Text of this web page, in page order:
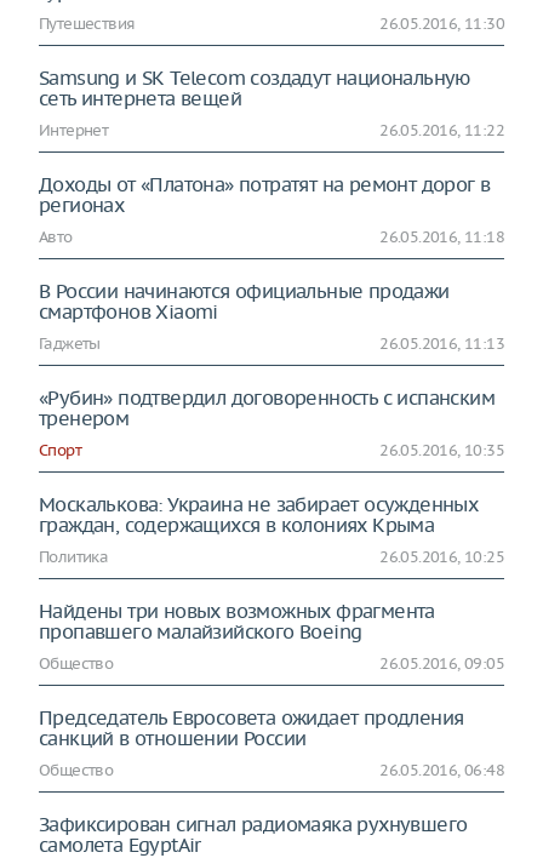
Путешествия 26.05.2016, 11:30
Samsung и SK Telecom создадут национальную
сеть интернета вещей
Интернет 26.05.2016, 11:22
Доходы от «Платона» потратят на ремонт дорог в
регионах
Авто 26.05.2016, 11:18
В России начинаются официальные продажи
смартфонов Xiaomi
Гаджеты 26.05.2016, 11:13
«Рубин» подтвердил договоренность с испанским
тренером
Спорт 26.05.2016, 10:35
Москалькова: Украина не забирает осужденных
граждан, содержащихся в колониях Крыма
Политика 26.05.2016, 10:25
Найдены три новых возможных фрагмента
пропавшего малайзийского Boeing
Общество 26.05.2016, 09:05
Председатель Евросовета ожидает продления
санкций в отношении России
Общество 26.05.2016, 06:48
Зафиксирован сигнал радиомаяка рухнувшего
самолета EgyptAir